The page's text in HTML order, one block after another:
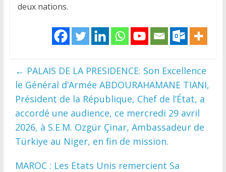
deux nations.
← PALAIS DE LA PRESIDENCE: Son Excellence
le Général d’Armée ABDOURAHAMANE TIANI,
Président de la République, Chef de l’État, a
accordé une audience, ce mercredi 29 avril
2026, à S.E.M. Ozgür Çinar, Ambassadeur de
Türkiye au Niger, en fin de mission.
MAROC : Les Etats Unis remercient Sa